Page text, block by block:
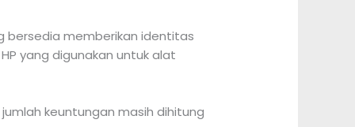
bersedia memberikan identitas
yang digunakan untuk alat
keuntungan masih dihitung